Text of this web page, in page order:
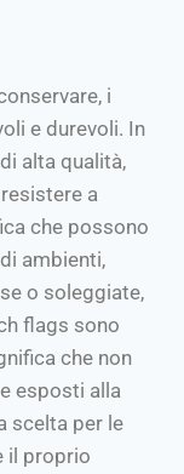
i
e durevoli. In
alta qualità,
a
che possono
ambienti,
o soleggiate,
flags sono
che non
esposti alla
scelta per le
il proprio